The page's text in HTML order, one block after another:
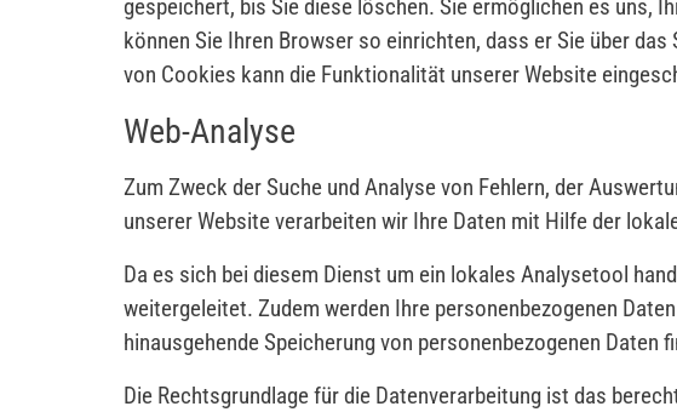
gespeichert, bis Sie diese löschen. Sie ermöglichen es uns,
können Sie Ihren Browser so einrichten, dass er Sie über
von Cookies kann die Funktionalität unserer Website
Web-Analyse
Zum Zweck der Suche und Analyse von Fehlern, der
unserer Website verarbeiten wir Ihre Daten mit Hilfe der
Da es sich bei diesem Dienst um ein lokales Analysetool
weitergeleitet. Zudem werden Ihre personenbezogenen
hinausgehende Speicherung von personenbezogenen Daten
Die Rechtsgrundlage für die Datenverarbeitung ist das